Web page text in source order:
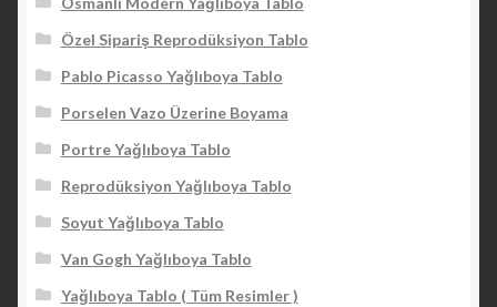
Özel Sipariş Reprodüksiyon Tablo
Pablo Picasso Yağlıboya Tablo
Porselen Vazo Üzerine Boyama
Portre Yağlıboya Tablo
Reprodüksiyon Yağlıboya Tablo
Soyut Yağlıboya Tablo
Van Gogh Yağlıboya Tablo
Yağlıboya Tablo ( Tüm Resimler )